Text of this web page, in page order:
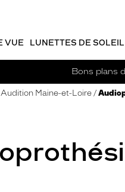
VUE LUNETTES DE SOLEIL
Bons plans
Audition Maine-et-Loire